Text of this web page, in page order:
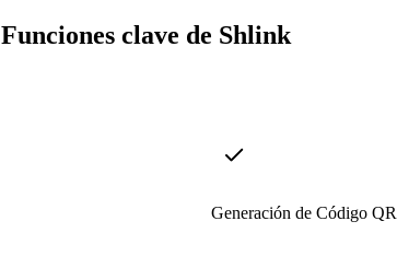
Funciones clave de Shlink
Generación de Código QR